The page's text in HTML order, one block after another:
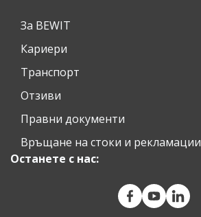
За BEWIT
Кариери
Транспорт
Отзиви
Правни документи
Връщане на стоки и рекламации
Останете с нас: